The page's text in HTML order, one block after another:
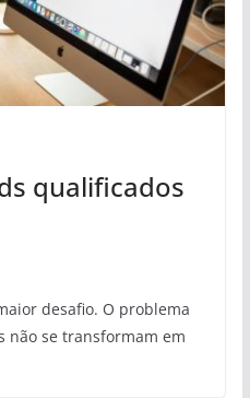
qualificados
desafio. O problema
não se transformam em